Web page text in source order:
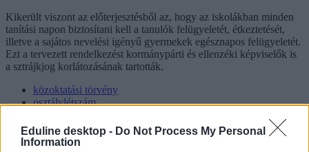
Eduline desktop - Do Not Process My Personal
Information
Kikerült viszont az előterjesztésből az, hogy az iskolákban minden
tanítási napon biztosítani kell a tanulók felügyeletét, étkeztetését,
illetve a sajátos nevelési igényű gyermekek egésznapos felügyeletét.
Ezt a tervezett rendelkezést kormánypárti és ellenzéki képviselők is
a sztrájkjog korlátozásának tartották.
közoktatási törvény
osztálylétszám
köznevelési törvény
köznevelési törvény 2013